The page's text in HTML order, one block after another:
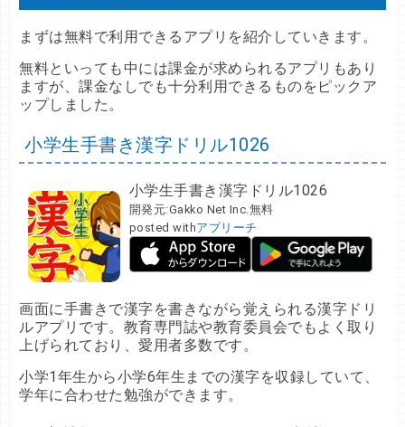
まずは無料で利用できるアプリを紹介していきます。
無料といっても中には課金が求められるアプリもあり
ますが、課金なしでも十分利用できるものをピックア
ップしました。
小学生手書き漢字ドリル1026
小学生手書き漢字ドリル1026
開発元:Gakko Net Inc. 無料
posted withアプリーチ
画面に手書きで漢字を書きながら覚えられる漢字ドリ
ルアプリです。教育専門誌や教育委員会でもよく取り
上げられており、愛用者多数です。
小学1年生から小学6年生までの漢字を収録していて、
学年に合わせた勉強ができます。